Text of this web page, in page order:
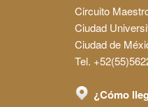
Circuito
Ciudad
Ciudad de
Tel.
¿Cómo